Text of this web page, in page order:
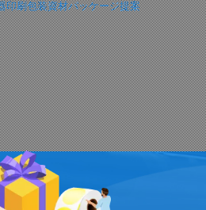
印刷包装資材パッケージ提案